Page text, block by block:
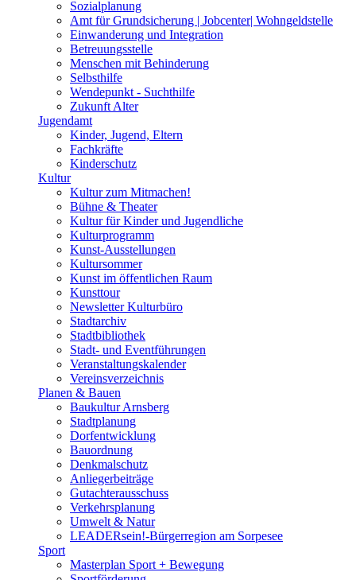
Sozialplanung
Amt für Grundsicherung | Jobcenter| Wohngeldstelle
Einwanderung und Integration
Betreuungsstelle
Menschen mit Behinderung
Selbsthilfe
Wendepunkt - Suchthilfe
Zukunft Alter
Jugendamt
Kinder, Jugend, Eltern
Fachkräfte
Kinderschutz
Kultur
Kultur zum Mitmachen!
Bühne & Theater
Kultur für Kinder und Jugendliche
Kulturprogramm
Kunst-Ausstellungen
Kultursommer
Kunst im öffentlichen Raum
Kunsttour
Newsletter Kulturbüro
Stadtarchiv
Stadtbibliothek
Stadt- und Eventführungen
Veranstaltungskalender
Vereinsverzeichnis
Planen & Bauen
Baukultur Arnsberg
Stadtplanung
Dorfentwicklung
Bauordnung
Denkmalschutz
Anliegerbeiträge
Gutachterausschuss
Verkehrsplanung
Umwelt & Natur
LEADERsein!-Bürgerregion am Sorpesee
Sport
Masterplan Sport + Bewegung